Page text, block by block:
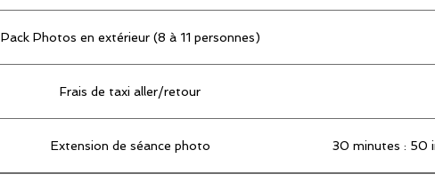
Pack Photos en extérieur (8 à 11 personnes)
Frais de taxi aller/retour
Extension de séance photo 30 minutes : 50